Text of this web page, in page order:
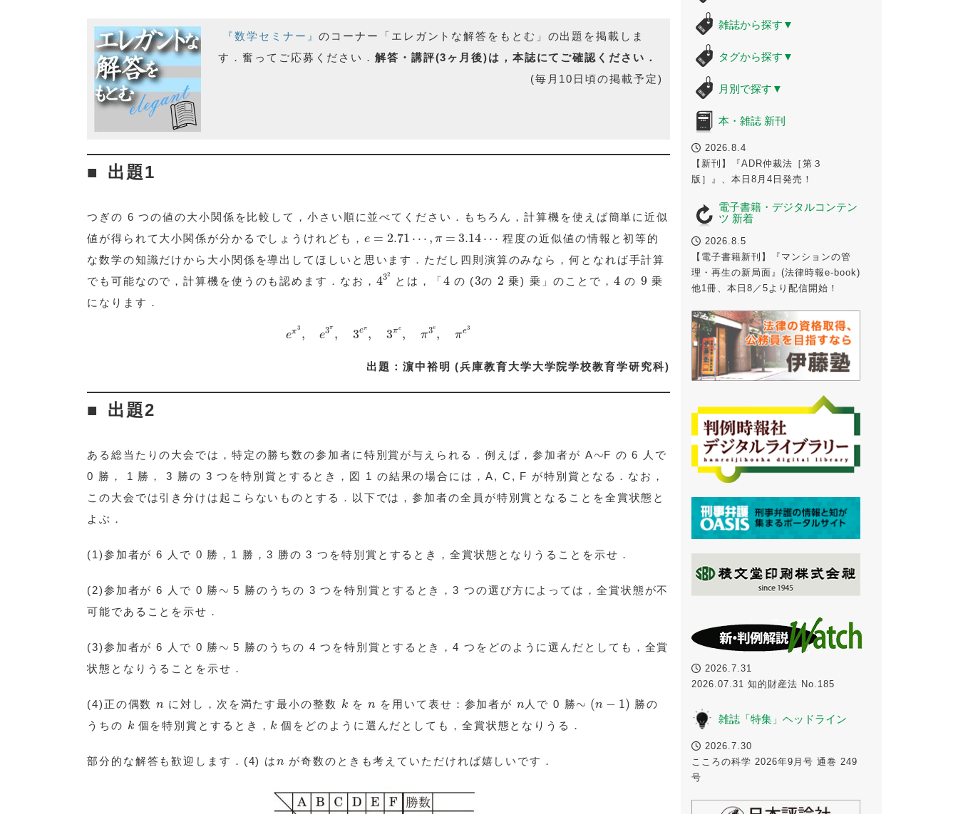
『数学セミナー』のコーナー「エレガントな解答をもとむ」の出題を掲載しま
す．奮ってご応募ください．解答・講評(3ヶ月後)は，本誌にてご確認ください．
(毎月10日頃の掲載予定)
出題1
つぎの 6 つの値の大小関係を比較して，小さい順に並べてください．もちろん，計算機を使えば簡単に近似
値が得られて大小関係が分かるでしょうけれども， e = 2.71 ⋯ , π = 3.14⋯
e 2.71⋯ =3.14⋯
程度の近似値の情報と初等的
な数学の知識だけから大小関係を導出してほしいと思います．ただし四則演算のみなら，何となれば手計算
でも可能なので，計算機を使うのも認めます．なお， 432
3
とは，「4
4の (3
3の 2
2 乗) 乗」のことで， 4
4の 9
9 乗
になります．
eπ3 , e3π , 3eπ , 3πe , π3e , πe3
,e 3e e e,π
出題：濵中裕明 (兵庫教育大学大学院学校教育学研究科)
出題2
ある総当たりの大会では，特定の勝ち数の参加者に特別賞が与えられる．例えば，参加者が A∼
∼F の 6 人で
0 勝， 1 勝， 3 勝の 3 つを特別賞とするとき，図 1 の結果の場合には，A, C, F が特別賞となる．なお，
この大会では引き分けは起こらないものとする．以下では，参加者の全員が特別賞となることを全賞状態と
よぶ．
(1)参加者が 6 人で 0 勝，1 勝，3 勝の 3 つを特別賞とするとき，全賞状態となりうることを示せ．
(2)参加者が 6 人で 0 勝 ∼
∼ 5 勝のうちの 3 つを特別賞とするとき，3 つの選び方によっては，全賞状態が不
可能であることを示せ．
(3)参加者が 6 人で 0 勝 ∼
∼ 5 勝のうちの 4 つを特別賞とするとき，4 つをどのように選んだとしても，全賞
状態となりうることを示せ．
(4)正の偶数n
n に対し，次を満たす最小の整数 k
kをn
n を用いて表せ：参加者がn
n人で 0 勝∼
∼ (n − 1)
(n )
勝の
うちの k
k個を特別賞とするとき， k
k 個をどのように選んだとしても，全賞状態となりうる．
部分的な解答も歓迎します．(4) はn
n が奇数のときも考えていただければ嬉しいです．
雑誌から探す ▼
タグから探す ▼
月別で探す ▼
本・雑誌 新刊
2026.8.4
【新刊】『ADR仲裁法［第３
版］』、本日8月4日発売！
電子書籍・デジタルコンテン
ツ 新着
2026.8.5
【電子書籍新刊】『マンションの管
理・再生の新局面』(法律時報e-book)
他1冊、本日8／5より配信開始！
2026.7.31
2026.07.31 知的財産法 No.185
雑誌「特集」ヘッドライン
2026.7.30
こころの科学 2026年9月号 通巻 249
号